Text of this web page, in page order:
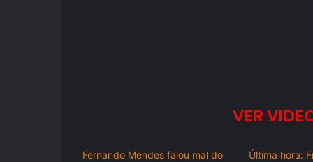
VER
Fernando Mendes falou mal do
Última hora: